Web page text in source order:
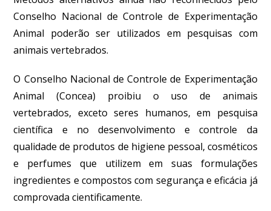
Conselho Nacional de Controle de Experimentação
Animal poderão ser utilizados em pesquisas com
animais vertebrados.
O Conselho Nacional de Controle de Experimentação
Animal (Concea) proibiu o uso de animais
vertebrados, exceto seres humanos, em pesquisa
científica e no desenvolvimento e controle da
qualidade de produtos de higiene pessoal, cosméticos
e perfumes que utilizem em suas formulações
ingredientes e compostos com segurança e eficácia já
comprovada cientificamente.